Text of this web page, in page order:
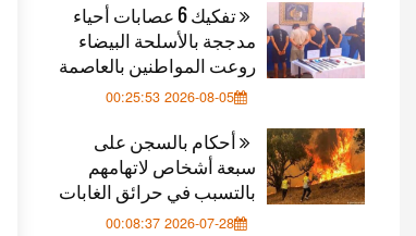
تفكيك 6 عصابات أحياء
مدججة بالأسلحة البيضاء
روعت المواطنين بالعاصمة
2026-08-05 00:25:53
أحكام بالسجن على
سبعة أشخاص لاتهامهم
بالتسبب في حرائق الغابات
2026-07-28 00:08:37